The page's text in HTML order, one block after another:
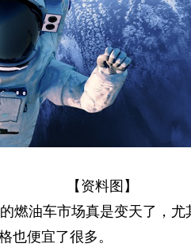
【资料图】
燃油车市场真是变天了，
也便宜了很多。